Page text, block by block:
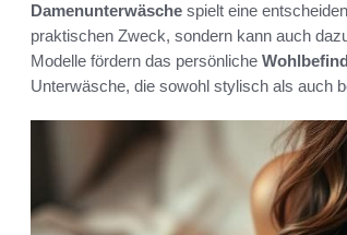
Damenunterwäsche spielt eine
praktischen Zweck, sondern kann auch
Modelle fördern das persönliche
Unterwäsche, die sowohl stylisch als auch